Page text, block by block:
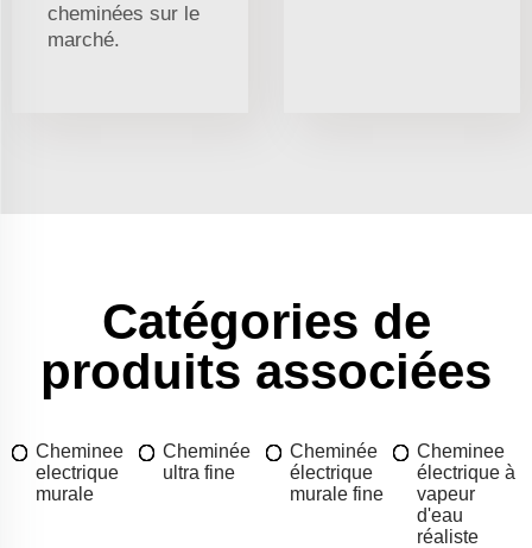
cheminées sur le
marché.
Catégories de
produits associées
Cheminee
electrique
murale
Cheminée
ultra fine
Cheminée
électrique
murale fine
Cheminee
électrique à
vapeur
d'eau
réaliste